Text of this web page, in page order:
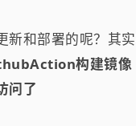
和部署的呢？其
构建镜像
问了